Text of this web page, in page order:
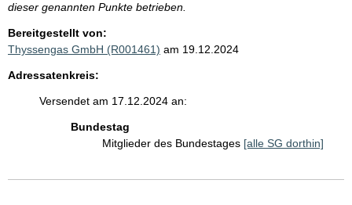
dieser genannten Punkte betrieben.
Bereitgestellt von:
Thyssengas GmbH (R001461) am 19.12.2024
Adressatenkreis:
Versendet am 17.12.2024 an:
Bundestag
Mitglieder des Bundestages [alle SG dorthin]